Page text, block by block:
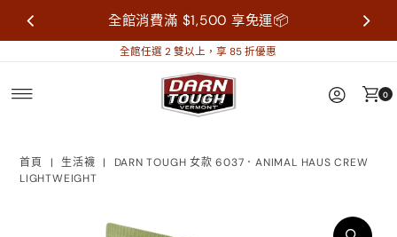
全館消費滿 $1,500 享免運📦
全館任選 2 雙以上，享 85 折優惠
0
首頁 | 生活襪 |
DARN TOUGH 女款 6037．ANIMAL HAUS CREW
LIGHTWEIGHT